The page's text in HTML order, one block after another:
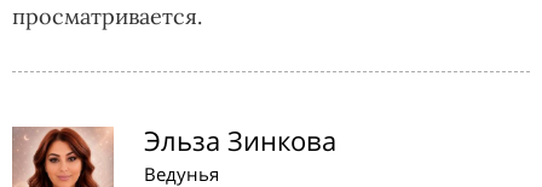
просматривается.
Эльза Зинкова
Ведунья